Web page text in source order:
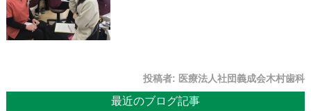
投稿者: 医療法人社団義成会木村歯科
最近のブログ記事